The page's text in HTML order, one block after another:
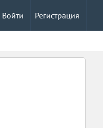
Регистрация
Войти